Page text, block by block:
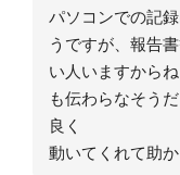
パソコンでの記
うですが、報告
い人いますから
も伝わらなそう
良く
動いてくれて助か